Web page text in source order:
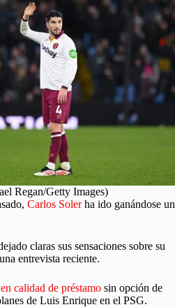
Regan/Getty Images)
Carlos Solerha ido ganándose un
claras sus sensaciones sobre su
entrevista reciente.
calidad de préstamo sin opción de
de Luis Enrique en el PSG.